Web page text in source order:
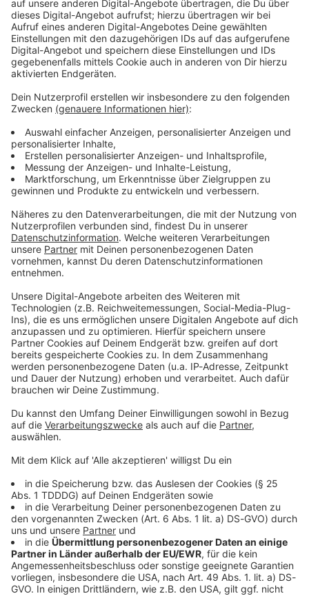
Deine E-Mail-Adresse
Altersverifikation
Wir benötigen dein Geburtsdatum, um zu prüfen, ob du zur
Teilnahme berechtigt bist.
Tag Monat Jahr
Ich möchte den kostenlosen ROCK ANTENNE
Newsletter
personalisiertund max. 2x wöchentlich per Mail
erhalten und bin mit der Auswertung meiner
Newsletter-Nutzung per Zähl-Pixel einverstanden.
Den Newsletter kann ich jederzeit über den Link
unten in der E-Mail abbestellen. Weitere
Informationen in derDatenschutzerklärung.
Teilnahmebedingungenzu und nimmst unsere
Datenschutzerklärungzur Kenntnis.
Oderhierdein neues kostenfreies Konto erstellen
DAS KÖNNTE DICH AUCH INTERESSIEREN
Album der Woche